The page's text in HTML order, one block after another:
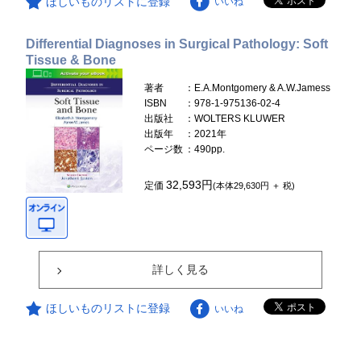
Differential Diagnoses in Surgical Pathology: Soft
Tissue & Bone
著者
：E.A.Montgomery & A.W.Jamess
ISBN
：978-1-975136-02-4
出版社
：WOLTERS KLUWER
出版年
：2021年
ページ数 ：490pp.
定価32,593円(本体29,630円 ＋ 税)
詳しく見る
ほしいものリストに登録 いいね